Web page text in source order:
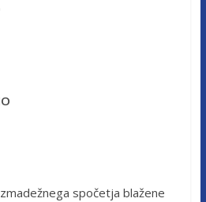
spočetja blažene